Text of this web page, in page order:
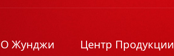
О Жунджи Центр Продукции